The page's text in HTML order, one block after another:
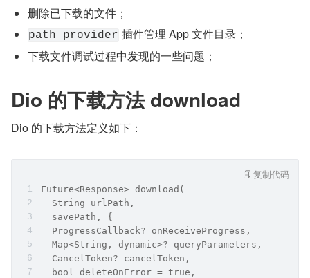
删除已下载的文件；
path_provider 插件管理 App 文件目录；
下载文件调试过程中发现的一些问题；
Dio 的下载方法 download
Dio 的下载方法定义如下：
Future<Response> download(
  String urlPath,
  savePath, {
  ProgressCallback? onReceiveProgress,
  Map<String, dynamic>? queryParameters,
  CancelToken? cancelToken,
  bool deleteOnError = true,
复制代码